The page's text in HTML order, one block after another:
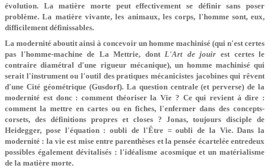
évolution. La matière morte peut effectivement se définir sans poser
problème. La matière vivante, les animaux, les corps, l'homme sont, eux,
difficilement définissables.
La modernité aboutit ainsi à concevoir un homme machinisé (qui n'est certes
pas l'homme-machine de La Mettrie, dont L'Art de jouir est certes le
contraire diamétral d'une rigueur mécanique), un homme machinisé qui
serait l'instrument ou l'outil des pratiques mécanicistes jacobines qui rêvent
d'une Cité géométrique (Gusdorf). La question centrale (et perverse) de la
modernité est donc : comment théoriser la Vie ? Ce qui revient à dire :
comment la mettre en cartes ou en fiches, l'enfermer dans des concepts-
corsets, des définitions propres et closes ? Jonas, toujours disciple de
Heidegger, pose l'équation : oubli de l'Être = oubli de la Vie. Dans la
modernité : la vie est mise entre parenthèses et la pensée écartelée entredeux
possibles également dévitalisés : l'idéalisme acosmique et un matérialisme
de la matière morte.